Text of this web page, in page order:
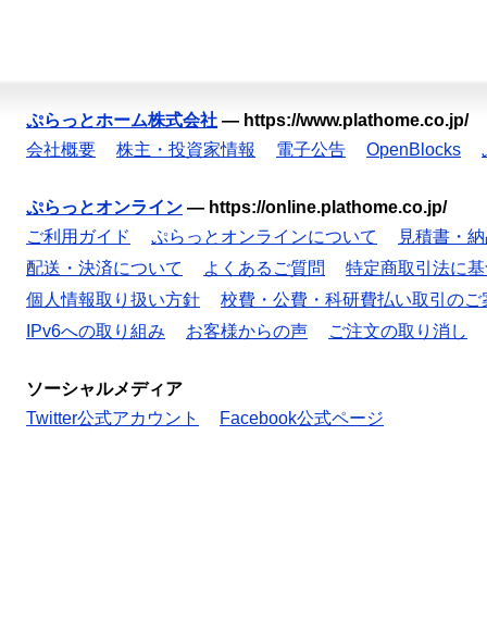
ぷらっとホーム株式会社 — https://www.plathome.co.jp/
会社概要
株主・投資家情報 電子公告 OpenBlocks
ぷらっとオンライン — https://online.plathome.co.jp/
ご利用ガイド
ぷらっとオンラインについて
見積書・
配送・決済について
よくあるご質問
特定商取引法に
個人情報取り扱い方針
校費・公費・科研費払い取引のご
IPv6への取り組み
お客様からの声 ご注文の取り消し
ソーシャルメディア
Twitter公式アカウント
Facebook公式ページ